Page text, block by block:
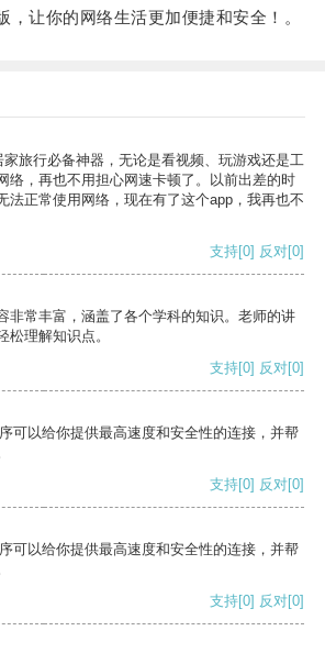
让你的网络生活更加便捷和安全！。
旅行必备神器，无论是看视频、玩游戏还是工
络，再也不用担心网速卡顿了。以前出差的时
法正常使用网络，现在有了这个app，我再也不
支持[0] 反对[0]
非常丰富，涵盖了各个学科的知识。老师的讲
松理解知识点。
支持[0] 反对[0]
可以给你提供最高速度和安全性的连接，并帮
支持[0] 反对[0]
可以给你提供最高速度和安全性的连接，并帮
支持[0] 反对[0]